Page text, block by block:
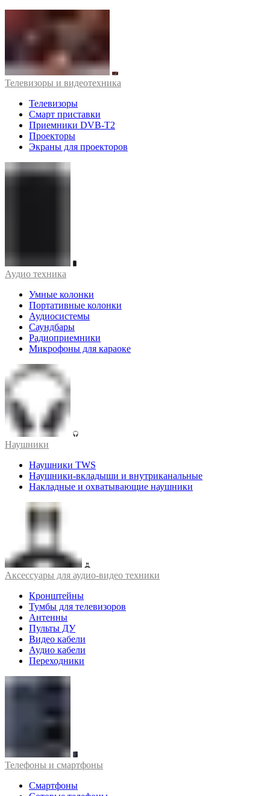
Телевизоры и видеотехника
Телевизоры
Смарт приставки
Приемники DVB-T2
Проекторы
Экраны для проекторов
Аудио техника
Умные колонки
Портативные колонки
Аудиосистемы
Саундбары
Радиоприемники
Микрофоны для караоке
Наушники
Наушники TWS
Наушники-вкладыши и внутриканальные
Накладные и охватывающие наушники
Аксессуары для аудио-видео техники
Кронштейны
Тумбы для телевизоров
Антенны
Пульты ДУ
Видео кабели
Аудио кабели
Переходники
Телефоны и смартфоны
Смартфоны